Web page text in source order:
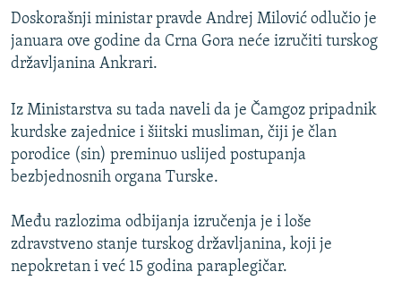
Doskorašnji ministar pravde Andrej Milović odlučio je
januara ove godine da Crna Gora neće izručiti turskog
državljanina Ankrari.
Iz Ministarstva su tada naveli da je Čamgoz pripadnik
kurdske zajednice i šiitski musliman, čiji je član
porodice (sin) preminuo uslijed postupanja
bezbjednosnih organa Turske.
Među razlozima odbijanja izručenja je i loše
zdravstveno stanje turskog državljanina, koji je
nepokretan i već 15 godina paraplegičar.